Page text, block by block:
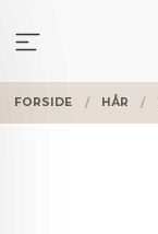
innholdet
FORSIDE HÅR